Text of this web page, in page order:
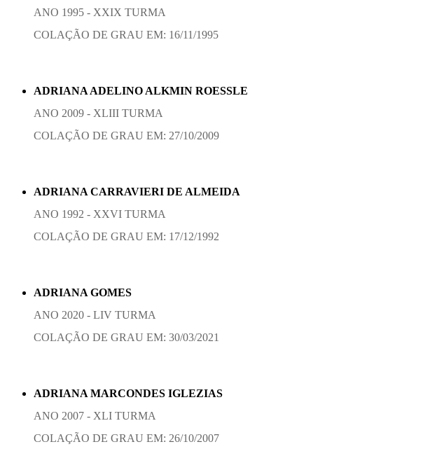
ANO 1995 - XXIX TURMA
COLAÇÃO DE GRAU EM: 16/11/1995
ADRIANA ADELINO ALKMIN ROESSLE
ANO 2009 - XLIII TURMA
COLAÇÃO DE GRAU EM: 27/10/2009
ADRIANA CARRAVIERI DE ALMEIDA
ANO 1992 - XXVI TURMA
COLAÇÃO DE GRAU EM: 17/12/1992
ADRIANA GOMES
ANO 2020 - LIV TURMA
COLAÇÃO DE GRAU EM: 30/03/2021
ADRIANA MARCONDES IGLEZIAS
ANO 2007 - XLI TURMA
COLAÇÃO DE GRAU EM: 26/10/2007